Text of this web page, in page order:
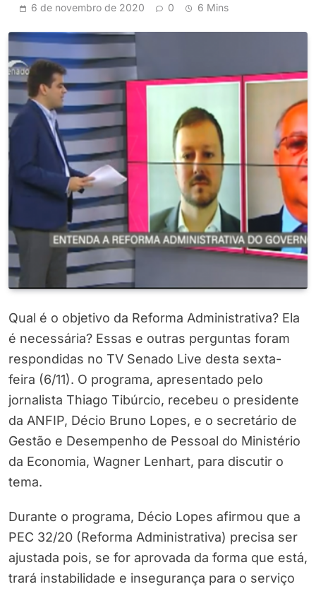
6 de novembro de 2020 0 6 Mins
Qual é o objetivo da Reforma Administrativa? Ela
é necessária? Essas e outras perguntas foram
respondidas no TV Senado Live desta sexta-
feira (6/11). O programa, apresentado pelo
jornalista Thiago Tibúrcio, recebeu o presidente
da ANFIP, Décio Bruno Lopes, e o secretário de
Gestão e Desempenho de Pessoal do Ministério
da Economia, Wagner Lenhart, para discutir o
tema.
Durante o programa, Décio Lopes afirmou que a
PEC 32/20 (Reforma Administrativa) precisa ser
ajustada pois, se for aprovada da forma que está,
trará instabilidade e insegurança para o serviço